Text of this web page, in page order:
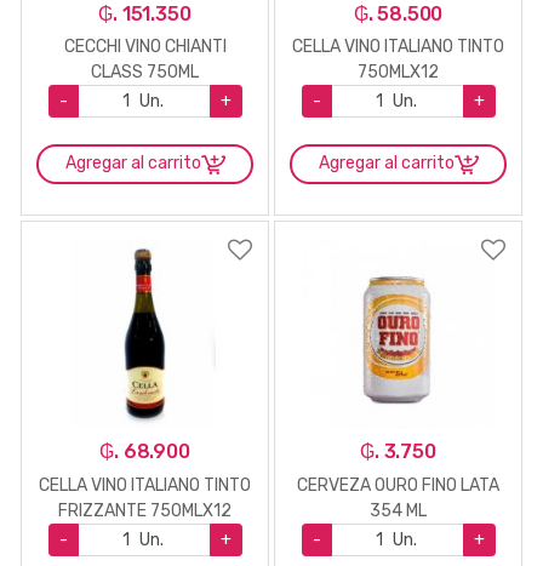
₲. 151.350
CECCHI VINO CHIANTI
CLASS 750ML
-
Un. +
Agregar al carrito
₲. 58.500
CELLA VINO ITALIANO TINTO
750MLX12
-
Un. +
Agregar al carrito
₲. 68.900
CELLA VINO ITALIANO TINTO
FRIZZANTE 750MLX12
-
Un. +
₲. 3.750
CERVEZA OURO FINO LATA
354 ML
-
Un. +